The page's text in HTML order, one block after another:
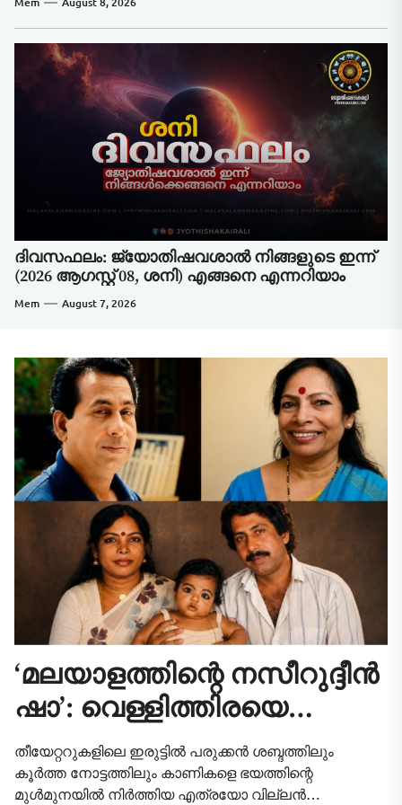
ദിവസഫലം: ജ്യോതിഷവശാൽ നിങ്ങളുടെ ഇന്ന്‌
(2026 ആഗസ്റ്റ് 08, ശനി) എങ്ങനെ എന്നറിയാം
Mem August 7, 2026
‘മലയാളത്തിന്റെ നസീറുദ്ദീൻ
ഷാ’: വെള്ളിത്തിരയെ
വിറപ്പിച്ച വില്ലൻ, ദുരൂഹ
അപകടം കവർന്ന
തീയേറ്ററുകളിലെ ഇരുട്ടിൽ പരുക്കൻ ശബ്ദത്തിലും
കൂർത്ത നോട്ടത്തിലും കാണികളെ ഭയത്തിന്റെ
മുൾമുനയിൽ നിർത്തിയ എത്രയോ വില്ലൻ